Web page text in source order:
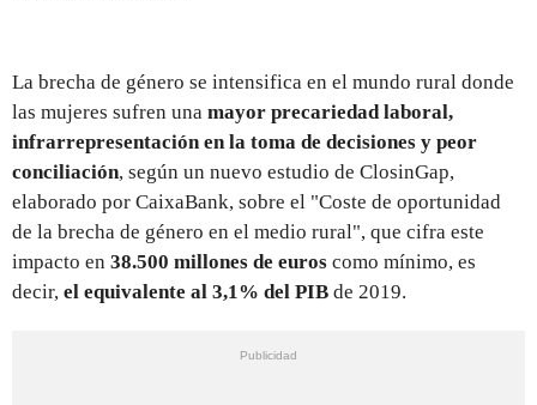
La brecha de género se intensifica en el mundo rural donde
las mujeres sufren una mayor precariedad laboral,
infrarrepresentación en la toma de decisiones y peor
conciliación, según un nuevo estudio de ClosinGap,
elaborado por CaixaBank, sobre el "Coste de oportunidad
de la brecha de género en el medio rural", que cifra este
impacto en 38.500 millones de euros como mínimo, es
decir, el equivalente al 3,1% del PIB de 2019.